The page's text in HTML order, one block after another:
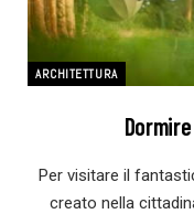
ARCHITETTURA
Per visitare il
creato nella